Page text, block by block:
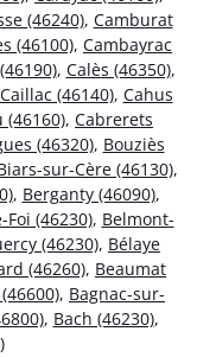
(46240), Camburat
(46100), Cambayrac
, Calès (46350),
Caillac (46140), Cahus
(46160), Cabrerets
(46320), Bouziès
sur-Cère (46130),
, Berganty (46090),
(46230), Belmont-
(46230), Bélaye
(46260), Beaumat
, Bagnac-sur-
, Bach (46230),